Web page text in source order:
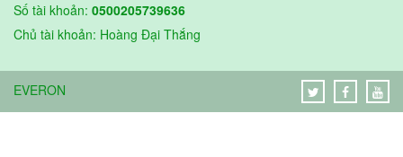
Số tài khoản: 0500205739636
Chủ tài khoản: Hoàng Đại Thắng
EVERON